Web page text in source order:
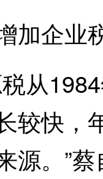
加企业
1984
较快，
源。”